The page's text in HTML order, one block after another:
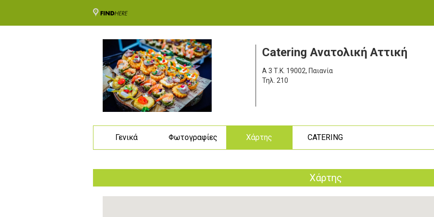
Catering Ανατολική Αττική
Α 3 Τ.Κ. 19002, Παιανία
Τηλ. 210
Γενικά Φωτογραφίες Χάρτης CATERING
Χάρτης